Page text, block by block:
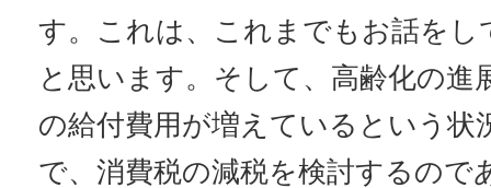
す。これは、これまでもお話を
と思います。そして、高齢化の進
の給付費用が増えているという状
で、消費税の減税を検討するので